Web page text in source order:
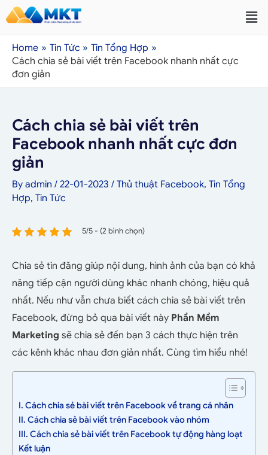
Home Tin Tức
Tin Tổng Hợp
Cách chia sẻ bài viết trên Facebook nhanh nhất cực
đơn giản
Cách chia sẻ bài viết trên
Facebook nhanh nhất cực đơn
giản
By admin / 22-01-2023 / Thủ thuật Facebook, Tin Tổng
Hợp, Tin Tức
5/5 - (2 bình chọn)
Chia sẻ tin đăng giúp nội dung, hình ảnh của bạn có khả
năng tiếp cận người dùng khác nhanh chóng, hiệu quả
nhất. Nếu như vẫn chưa biết cách chia sẻ bài viết trên
Facebook, đừng bỏ qua bài viết này Phần Mềm
Marketing sẽ chia sẻ đến bạn 3 cách thực hiện trên
các kênh khác nhau đơn giản nhất. Cùng tìm hiểu nhé!
I. Cách chia sẻ bài viết trên Facebook về trang cá nhân
II. Cách chia sẻ bài viết trên Facebook vào nhóm
III. Cách chia sẻ bài viết trên Facebook tự động hàng loạt
Kết luận